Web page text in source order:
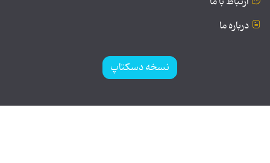
درباره ما
نسخه دسکتاپ